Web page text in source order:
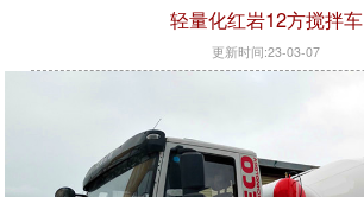
轻量化红岩12方搅拌车
更新时间:23-03-07